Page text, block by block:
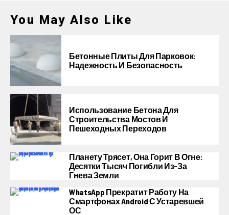
You May Also Like
Бетонные Плиты Для Парковок:
Надежность И Безопасность
Использование Бетона Для
Строительства Мостов И
Пешеходных Переходов
Планету Трясет, Она Горит В Огне:
Десятки Тысяч Погибли Из-За
Гнева Земли
WhatsApp Прекратит Работу На
Смартфонах Android С Устаревшей
ОС